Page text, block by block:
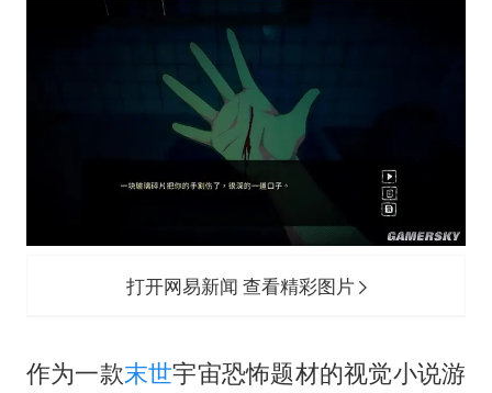
打开网易新闻 查看精彩图片
作为一款末世宇宙恐怖题材的视觉小说游